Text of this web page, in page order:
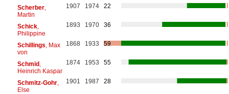
Scherber,
Martin
1907 1974 22
Schick,
Philippine
1893 1970 36
Schillings , Max
von
1868 1933 59
Schmid,
Heinrich Kaspar
1874 1953 55
Schmitz-Gohr,
Else
1901 1987 28